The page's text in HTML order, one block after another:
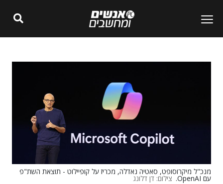
מנכ"ל מיקרוסופט, סאטיה נאדלה, מכריז על קופיילוט - תוצאת השת"פ
עם OpenAI. צילום: דן דלונג